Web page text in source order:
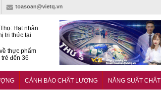
toasoan@vietq.vn
Hạt nhân
tri thức tại
thực phẩm
đến 36
bê tôngCẢNH BÁO CHẤT LƯỢNG NĂNG SUẤT